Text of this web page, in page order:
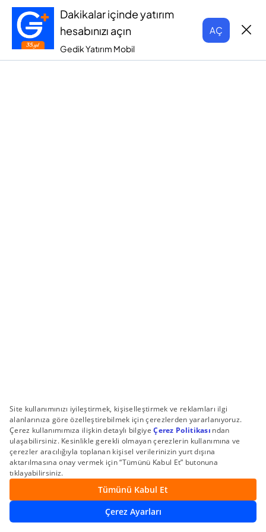
Dakikalar içinde yatırım
hesabınızı açın
Gedik Yatırım Mobil
AÇ